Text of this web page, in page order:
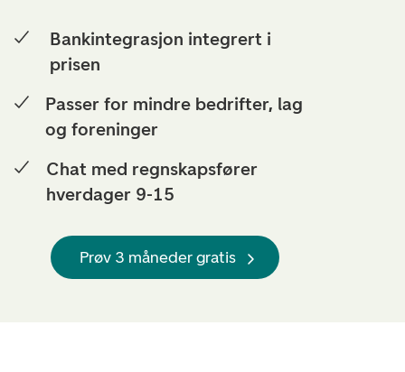
Bankintegrasjon integrert i
prisen
Passer for mindre bedrifter, lag
og foreninger
Chat med regnskapsfører
hverdager 9-15
Prøv 3 måneder gratis